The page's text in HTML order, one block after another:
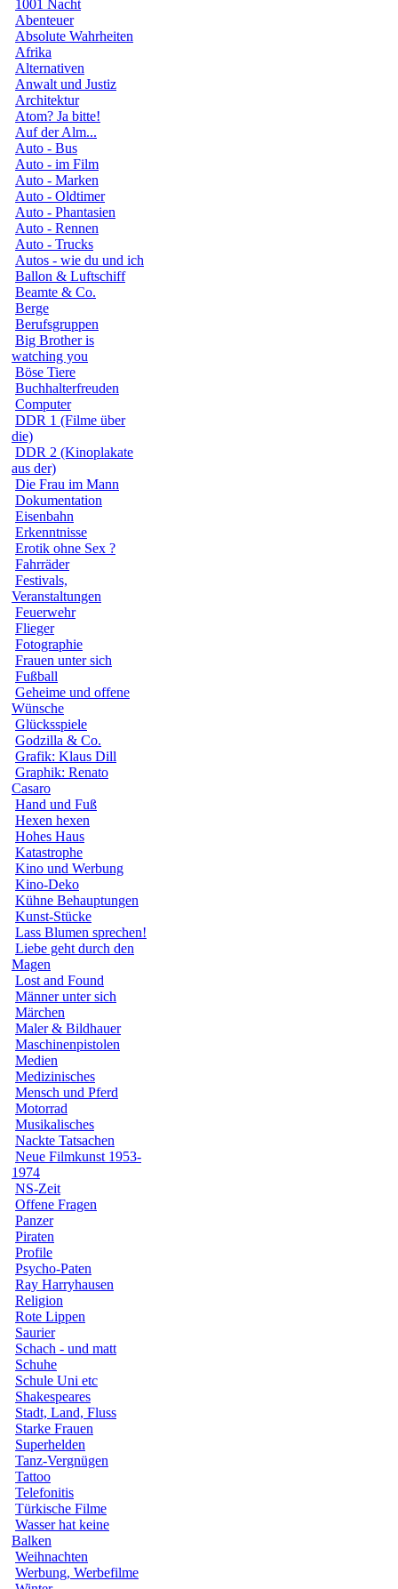
1001 Nacht
Abenteuer
Absolute Wahrheiten
Afrika
Alternativen
Anwalt und Justiz
Architektur
Atom? Ja bitte!
Auf der Alm...
Auto - Bus
Auto - im Film
Auto - Marken
Auto - Oldtimer
Auto - Phantasien
Auto - Rennen
Auto - Trucks
Autos - wie du und ich
Ballon & Luftschiff
Beamte & Co.
Berge
Berufsgruppen
Big Brother is
watching you
Böse Tiere
Buchhalterfreuden
Computer
DDR 1 (Filme über
die)
DDR 2 (Kinoplakate
aus der)
Die Frau im Mann
Dokumentation
Eisenbahn
Erkenntnisse
Erotik ohne Sex ?
Fahrräder
Festivals,
Veranstaltungen
Feuerwehr
Flieger
Fotographie
Frauen unter sich
Fußball
Geheime und offene
Wünsche
Glücksspiele
Godzilla & Co.
Grafik: Klaus Dill
Graphik: Renato
Casaro
Hand und Fuß
Hexen hexen
Hohes Haus
Katastrophe
Kino und Werbung
Kino-Deko
Kühne Behauptungen
Kunst-Stücke
Lass Blumen sprechen!
Liebe geht durch den
Magen
Lost and Found
Männer unter sich
Märchen
Maler & Bildhauer
Maschinenpistolen
Medien
Medizinisches
Mensch und Pferd
Motorrad
Musikalisches
Nackte Tatsachen
Neue Filmkunst 1953-
1974
NS-Zeit
Offene Fragen
Panzer
Piraten
Profile
Psycho-Paten
Ray Harryhausen
Religion
Rote Lippen
Saurier
Schach - und matt
Schuhe
Schule Uni etc
Shakespeares
Stadt, Land, Fluss
Starke Frauen
Superhelden
Tanz-Vergnügen
Tattoo
Telefonitis
Türkische Filme
Wasser hat keine
Balken
Weihnachten
Werbung, Werbefilme